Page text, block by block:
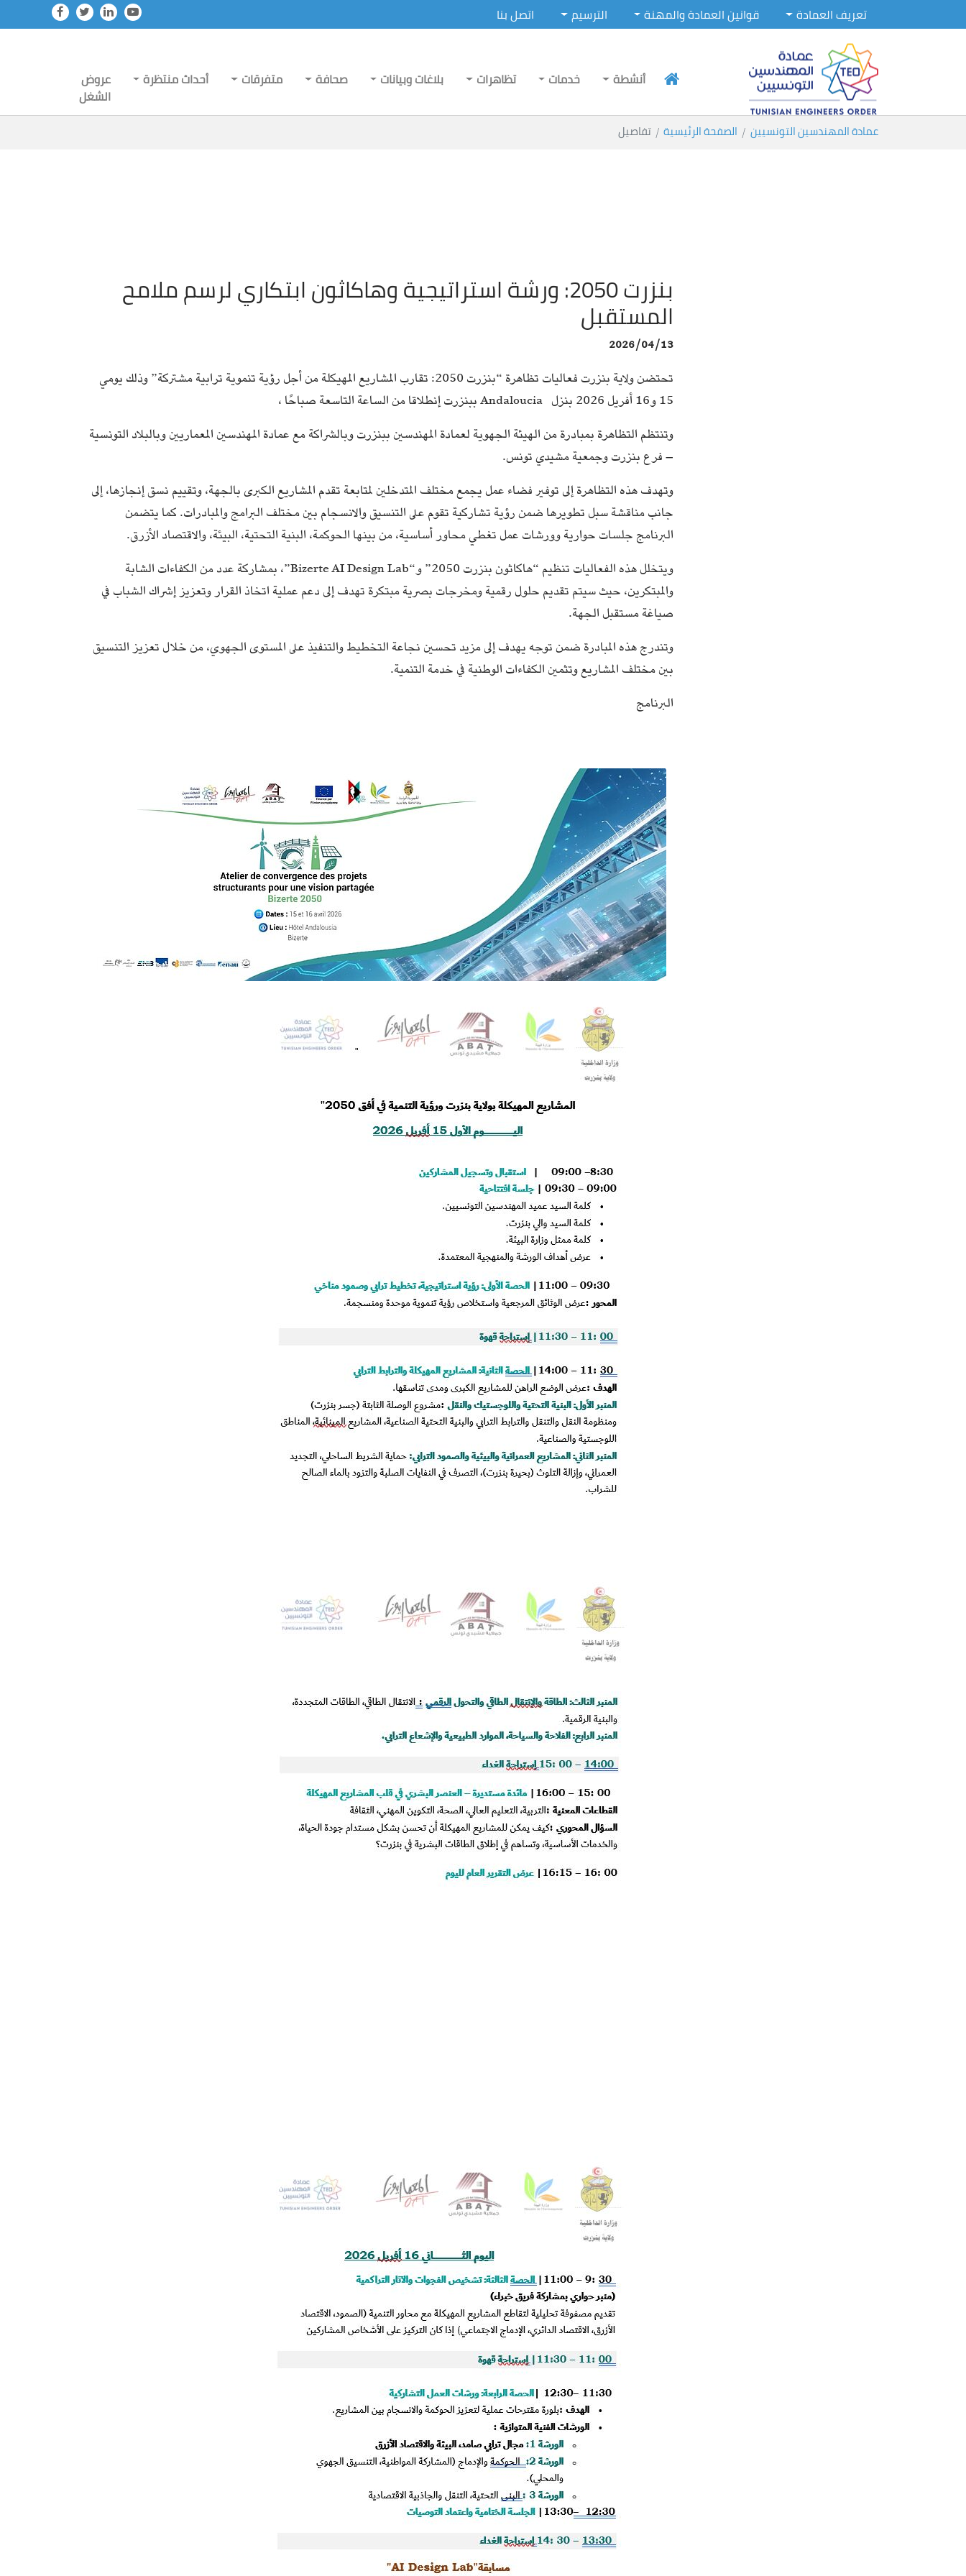
Skip to main content
تعريف العمادة قوانين العمادة والمهنة الترسيم اتصل بنا
أنشطة خدمات تظاهرات بلاغات وبيانات صحافة متفرقات أحداث منتظرة
عروض
الشغل
You are here:
عمادة المهندسين التونسيين الصفحة الرئيسية تفاصيل
بنزرت 2050: ورشة استراتيجية وهاكاثون ابتكاري لرسم ملامح
المستقبل
2026/04/13
تحتضن ولاية بنزرت فعاليات تظاهرة “بنزرت 2050: تقارب المشاريع المهيكلة من أجل رؤية تنموية ترابية مشتركة” وذلك يومي
15 و16 أفريل 2026 بنزل Andaloucia ببنزرت إنطلاقا من الساعة التاسعة صباحًا ،
وتنتظم التظاهرة بمبادرة من الهيئة الجهوية لعمادة المهندسين ببنزرت وبالشراكة مع عمادة المهندسين المعماريين وبالبلاد التونسية
– فرع بنزرت وجمعية مشيدي تونس.
وتهدف هذه التظاهرة إلى توفير فضاء عمل يجمع مختلف المتدخلين لمتابعة تقدم المشاريع الكبرى بالجهة، وتقييم نسق إنجازها، إلى
جانب مناقشة سبل تطويرها ضمن رؤية تشاركية تقوم على التنسيق والانسجام بين مختلف البرامج والمبادرات. كما يتضمن
البرنامج جلسات حوارية وورشات عمل تغطي محاور أساسية، من بينها الحوكمة، البنية التحتية، البيئة، والاقتصاد الأزرق.
ويتخلل هذه الفعاليات تنظيم “هاكاثون بنزرت 2050” و“Bizerte AI Design Lab”، بمشاركة عدد من الكفاءات الشابة
والمبتكرين، حيث سيتم تقديم حلول رقمية ومخرجات بصرية مبتكرة تهدف إلى دعم عملية اتخاذ القرار وتعزيز إشراك الشباب في
صياغة مستقبل الجهة.
وتندرج هذه المبادرة ضمن توجه يهدف إلى مزيد تحسين نجاعة التخطيط والتنفيذ على المستوى الجهوي، من خلال تعزيز التنسيق
بين مختلف المشاريع وتثمين الكفاءات الوطنية في خدمة التنمية.
البرنامج